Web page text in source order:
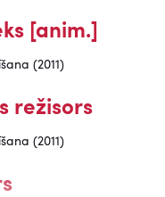
[anim.]
(2011)
režisors
(2011)